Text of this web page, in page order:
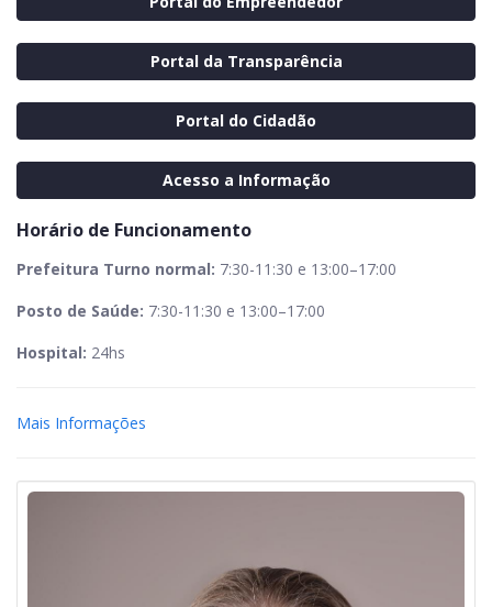
Portal da Transparência
Portal do Cidadão
Acesso a Informação
Horário de Funcionamento
Prefeitura Turno normal: 7:30-11:30 e 13:00–17:00
Posto de Saúde: 7:30-11:30 e 13:00–17:00
Hospital: 24hs
Mais Informações